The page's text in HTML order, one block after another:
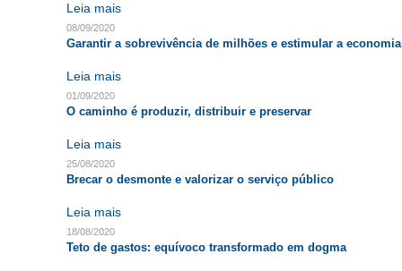
Leia mais
08/09/2020
Garantir a sobrevivência de milhões e estimular a economia
Leia mais
01/09/2020
O caminho é produzir, distribuir e preservar
Leia mais
25/08/2020
Brecar o desmonte e valorizar o serviço público
Leia mais
18/08/2020
Teto de gastos: equívoco transformado em dogma